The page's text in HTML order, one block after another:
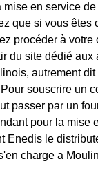
mise en service de
que si vous êtes
procéder à votre
du site dédié aux
autrement
souscrire un
passer par un
pour la mise
Enedis le
charge a